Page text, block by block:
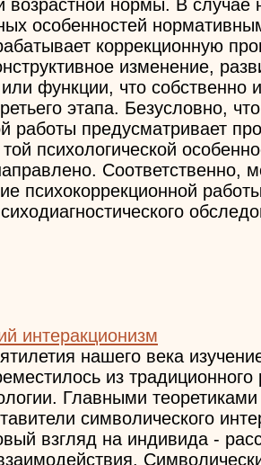
возрастной нормы. В случае
особенностей
коррекционную
изменение,
функции, что собственно
этапа. Безусловно,
работы предусматривает
психологической
Соответственно,
психокоррекционной
интеракционизм
нашего века
из традиционного
Главными
символического
взгляд на индивида -